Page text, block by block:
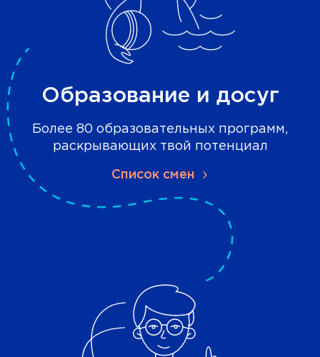
Образование и досуг
Более 80 образовательных программ,
раскрывающих твой потенциал
Список смен